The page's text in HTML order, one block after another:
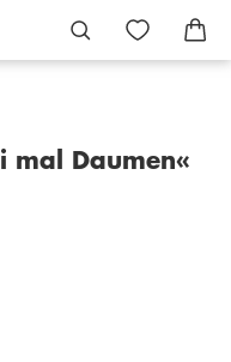
mal Daumen«